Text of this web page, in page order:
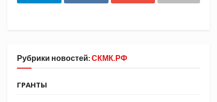
Рубрики новостей:СКМК.РФ
ГРАНТЫ